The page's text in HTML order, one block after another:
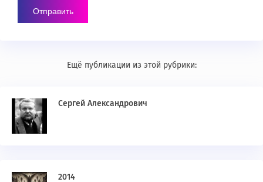
Ещё публикации из этой рубрики:
Сергей Александрович
2014